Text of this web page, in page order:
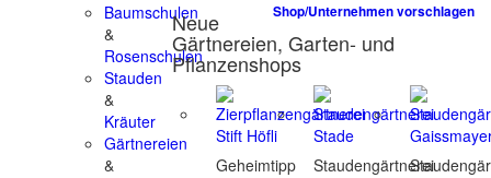
Baumschulen
&
Rosenschulen
Stauden
&
Kräuter
Gärtnereien
&
Shop/Unternehmen vorschlagen
Neue
Gärtnereien, Garten- und
Pflanzenshops
Geheimtipp Staudengärtnerei